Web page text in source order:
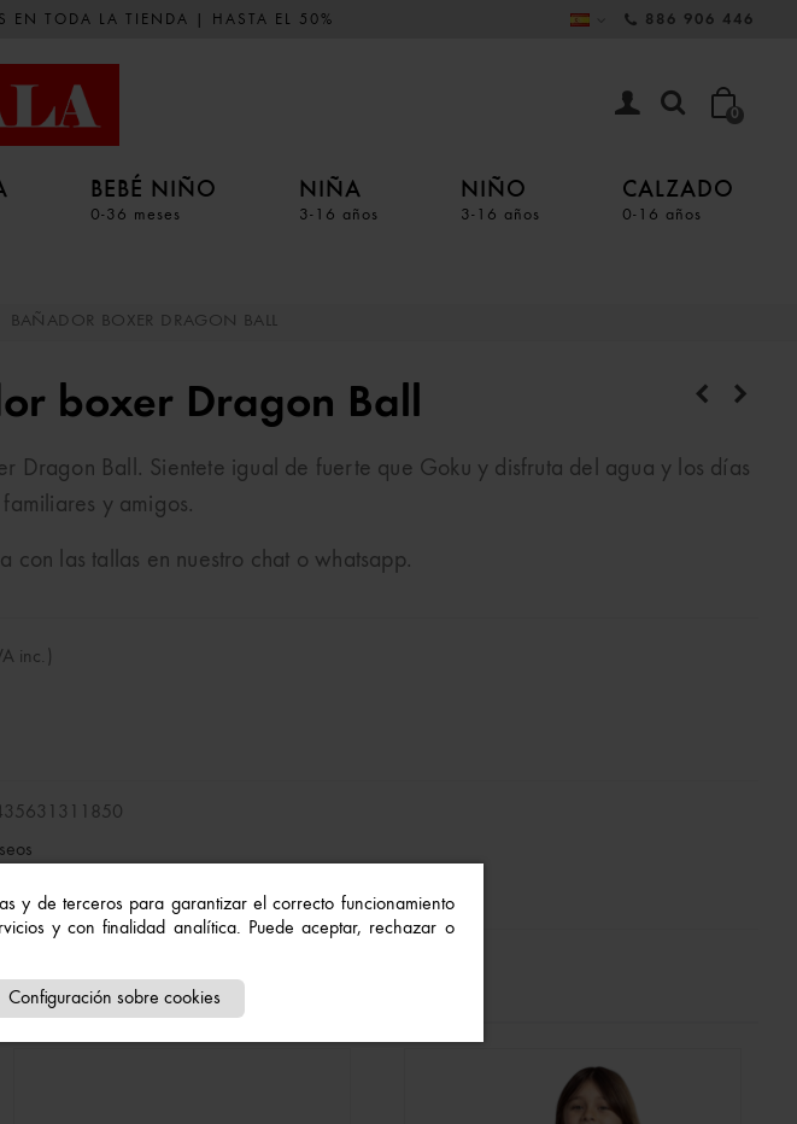
y de terceros para garantizar el correcto funcionamiento
y con finalidad analítica. Puede aceptar, rechazar o
Configuración sobre cookies
EN TODA LA TIENDA | HASTA EL 50% 886 906 446
0
BEBÉ NIÑO
0-36 meses
NIÑA
3-16 años
NIÑO
3-16 años
CALZADO
0-16 años
BAÑADOR BOXER DRAGON BALL
boxer Dragon Ball
Dragon Ball. Sientete igual de fuerte que Goku y disfruta del agua y los días
y amigos.
con las tallas en nuestro chat o whatsapp.
inc.)
te gusten...